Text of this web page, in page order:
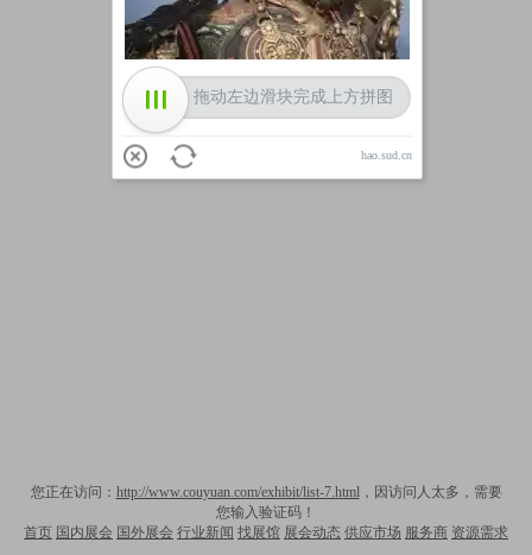
您正在访问： http://www.couyuan.com/exhibit/list-7.html，因访问人太多，需要
您输入验证码！
首页 国内展会 国外展会 行业新闻 找展馆 展会动态 供应市场 服务商 资源需求
拖动左边滑块完成上方拼图
hao.sud.cn